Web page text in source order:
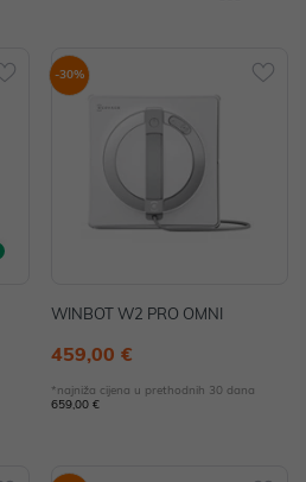
-30%
WINBOT W2 PRO OMNI
459,00 €
*najniža cijena u prethodnih 30 dana
659,00 €